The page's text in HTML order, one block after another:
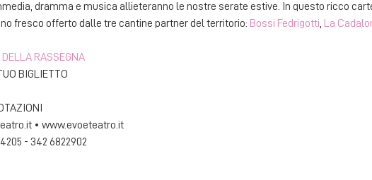
dramma e musica allieteranno le nostre serate estive. In questo ricco
fresco offerto dalle tre cantine partner del territorio: Bossi Fedrigotti La
DELLA RASSEGNA
BIGLIETTO
• www.evoeteatro.it
- 342 6822902